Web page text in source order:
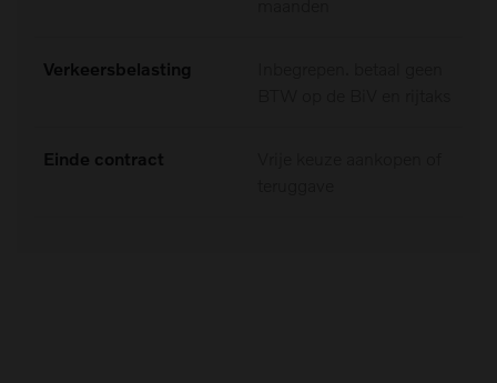
Verkeersbelasting
Einde contract